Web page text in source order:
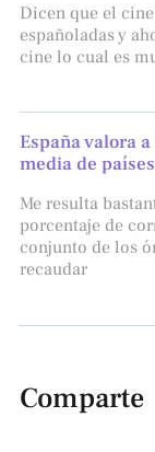
Dicen que el
españoladas y
cine lo cual es
España valora
media de
Me resulta
porcentaje de
conjunto de los
recaudar
Comparte